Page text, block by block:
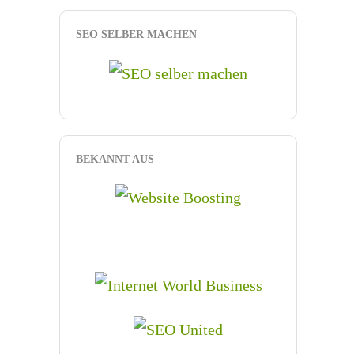
SEO SELBER MACHEN
BEKANNT AUS